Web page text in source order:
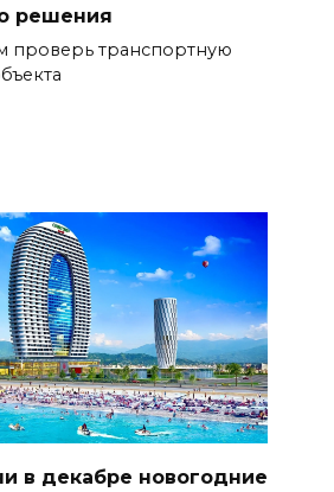
решения
проверь транспортную
в декабре новогодние